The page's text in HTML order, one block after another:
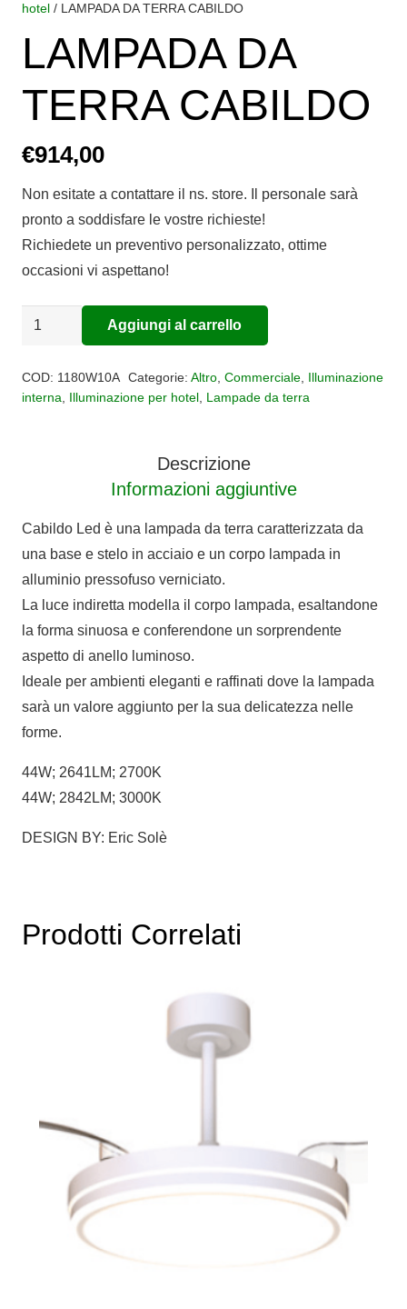
hotel / LAMPADA DA TERRA CABILDO
LAMPADA DA
TERRA CABILDO
€914,00
Non esitate a contattare il ns. store. Il personale sarà
pronto a soddisfare le vostre richieste!
Richiedete un preventivo personalizzato, ottime
occasioni vi aspettano!
LAMPADA
CABILDO
Aggiungi al carrello
COD: 1180W10A Categorie: Altro, Commerciale, Illuminazione
interna, Illuminazione per hotel, Lampade da terra
Descrizione
Informazioni aggiuntive
Cabildo Led è una lampada da terra caratterizzata da
una base e stelo in acciaio e un corpo lampada in
alluminio pressofuso verniciato.
La luce indiretta modella il corpo lampada, esaltandone
la forma sinuosa e conferendone un sorprendente
aspetto di anello luminoso.
Ideale per ambienti eleganti e raffinati dove la lampada
sarà un valore aggiunto per la sua delicatezza nelle
forme.
44W; 2641LM; 2700K
44W; 2842LM; 3000K
DESIGN BY: Eric Solè
Prodotti Correlati